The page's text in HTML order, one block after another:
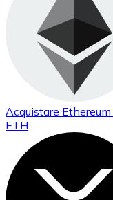
Acquistare Ethereum
ETH